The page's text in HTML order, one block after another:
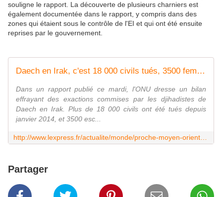
souligne le rapport. La découverte de plusieurs charniers est
également documentée dans le rapport, y compris dans des
zones qui étaient sous le contrôle de l'EI et qui ont été ensuite
reprises par le gouvernement.
Daech en Irak, c'est 18 000 civils tués, 3500 femmes et enfants esclaves
Dans un rapport publié ce mardi, l'ONU dresse un bilan
effrayant des exactions commises par les djihadistes de
Daech en Irak. Plus de 18 000 civils ont été tués depuis
janvier 2014, et 3500 esc...
Partager